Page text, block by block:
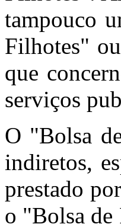
tampouco
Filhotes"
que
serviços
O "Bolsa
indiretos,
prestado
o "Bolsa de